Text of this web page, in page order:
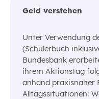
Geld verstehen
Unter Verwendung
(Schülerbuch
Bundesbank
ihrem Aktionstag
anhand praxisnaher
Alltagssituationen: